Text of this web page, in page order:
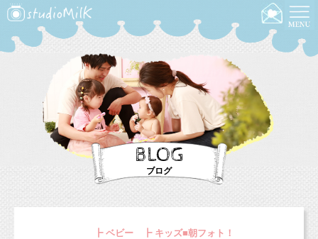
BLOG
ブログ
┣ ベビー ┣ キッズ■朝フォト！